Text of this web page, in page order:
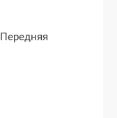
Передняя